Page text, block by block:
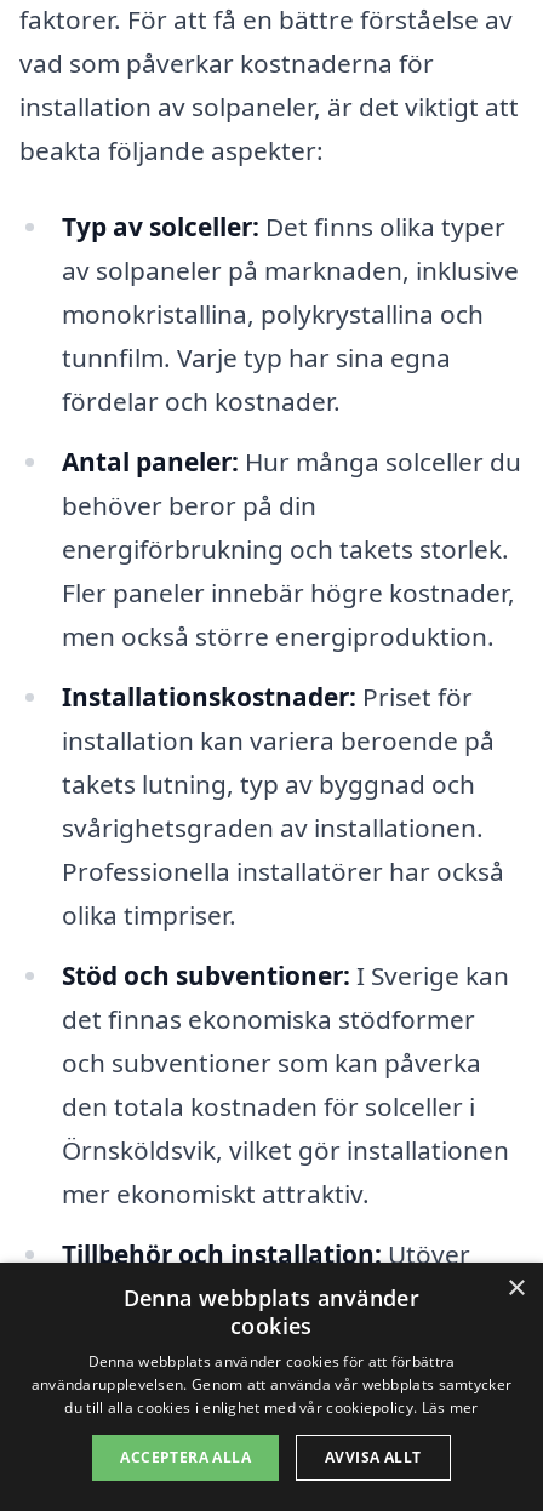
faktorer. För att få en bättre förståelse av
vad som påverkar kostnaderna för
installation av solpaneler, är det viktigt att
beakta följande aspekter:
Typ av solceller: Det finns olika typer
av solpaneler på marknaden, inklusive
monokristallina, polykrystallina och
tunnfilm. Varje typ har sina egna
fördelar och kostnader.
Antal paneler: Hur många solceller du
behöver beror på din
energiförbrukning och takets storlek.
Fler paneler innebär högre kostnader,
men också större energiproduktion.
Installationskostnader: Priset för
installation kan variera beroende på
takets lutning, typ av byggnad och
svårighetsgraden av installationen.
Professionella installatörer har också
olika timpriser.
Stöd och subventioner: I Sverige kan
det finnas ekonomiska stödformer
och subventioner som kan påverka
den totala kostnaden för solceller i
Örnsköldsvik, vilket gör installationen
mer ekonomiskt attraktiv.
Tillbehör och installation:Utöver
solpanelerna kan det även finnas
kostnader för växelriktare och andra
typer av elinstallationer som bidrar till
den totala kostnaden.
×
Denna webbplats använder
cookies
Denna webbplats använder cookies för att förbättra
användarupplevelsen. Genom att använda vår webbplats samtycker
du till alla cookies i enlighet med vår cookiepolicy. Läs mer
ACCEPTERA ALLA AVVISA ALLT